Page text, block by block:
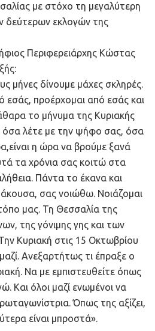
με στόχο τη μεγαλύτερη
δεύτερων εκλογών της
Περιφερειάρχης Κώστας
μήνες δίνουμε μάχες σκληρές.
εσάς, προέρχομαι από εσάς και
το μήνυμα της Κυριακής
λέτε με την ψήφο σας, όσα
η ώρα να βρούμε ξανά
τα χρόνια σας κοιτώ στα
Πάντα το έκανα και
σας νοιώθω. Νοιάζομαι
μας. Τη Θεσσαλία της
της γόνιμης γης και των
Κυριακή στις 15 Οκτωβρίου
Ανεξαρτήτως τι έπραξε ο
Να με εμπιστευθείτε όπως
Και όλοι μαζί ενωμένοι να
Όπως της αξίζει,
είναι μπροστά».